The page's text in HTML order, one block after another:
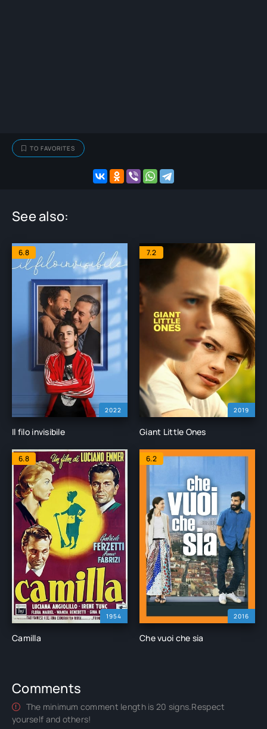
TO FAVORITES
See also:
2022
6.8
Il filo invisibile
2019
7.2
Giant Little Ones
1954
6.8
Camilla
2016
6.2
Che vuoi che sia
Comments
The minimum comment length is 20 signs.Respect
yourself and others!